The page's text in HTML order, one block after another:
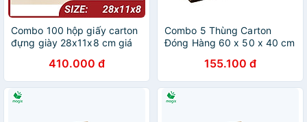
Combo 100 hộp giấy carton
đựng giày 28x11x8 cm giá
410.000 đ
Combo 5 Thùng Carton
Đóng Hàng 60 x 50 x 40 cm
155.100 đ